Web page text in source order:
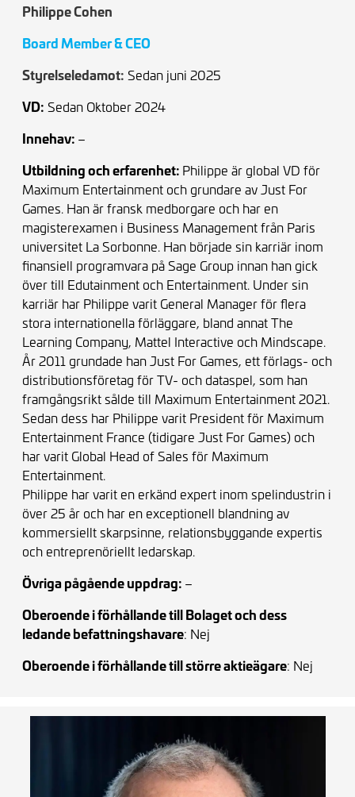
Philippe Cohen
Board Member & CEO
Styrelseledamot: Sedan juni 2025
VD: Sedan Oktober 2024
Innehav: –
Utbildning och erfarenhet: Philippe är global VD för
Maximum Entertainment och grundare av Just For
Games. Han är fransk medborgare och har en
magisterexamen i Business Management från Paris
universitet La Sorbonne. Han började sin karriär inom
finansiell programvara på Sage Group innan han gick
över till Edutainment och Entertainment. Under sin
karriär har Philippe varit General Manager för flera
stora internationella förläggare, bland annat The
Learning Company, Mattel Interactive och Mindscape.
År 2011 grundade han Just For Games, ett förlags- och
distributionsföretag för TV- och dataspel, som han
framgångsrikt sålde till Maximum Entertainment 2021.
Sedan dess har Philippe varit President för Maximum
Entertainment France (tidigare Just For Games) och
har varit Global Head of Sales för Maximum
Entertainment.
Philippe har varit en erkänd expert inom spelindustrin i
över 25 år och har en exceptionell blandning av
kommersiellt skarpsinne, relationsbyggande expertis
och entreprenöriellt ledarskap.
Övriga pågående uppdrag: –
Oberoende i förhållande till Bolaget och dess
ledande befattningshavare: Nej
Oberoende i förhållande till större aktieägare: Nej